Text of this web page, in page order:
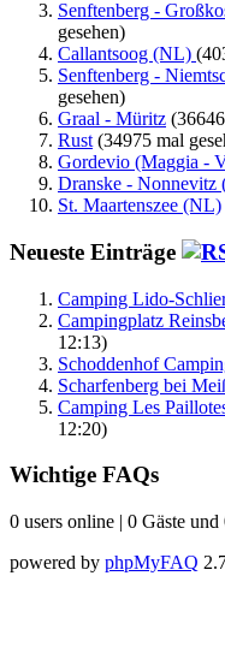
Senftenberg -
gesehen)
Callantsoog (NL)
Senftenberg -
gesehen)
Graal - Müritz
Rust (34975 mal
Gordevio (Maggia -
Dranske - Nonnevitz
St. Maartenszee (NL)
Neueste Einträge
Camping Lido-
Campingplatz
12:13)
Schoddenhof
Scharfenberg bei
Camping Les
12:20)
Wichtige FAQs
0 users online | 0 Gäste
powered by phpMyFAQ